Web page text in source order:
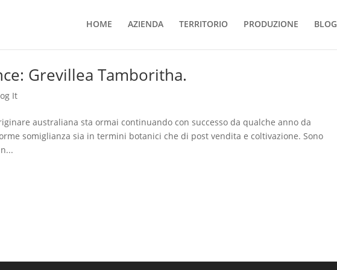
HOME AZIENDA TERRITORIO PRODUZIONE BLOG
Grevillea Tamboritha.
It
australiana sta ormai continuando con successo da qualche anno da
somiglianza sia in termini botanici che di post vendita e coltivazione. Sono